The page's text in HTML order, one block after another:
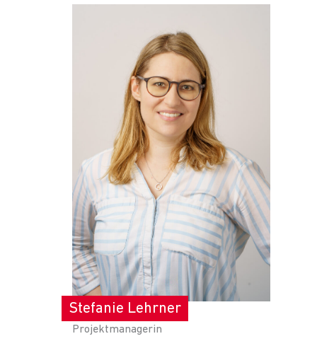
Stefanie Lehrner
Projektmanagerin